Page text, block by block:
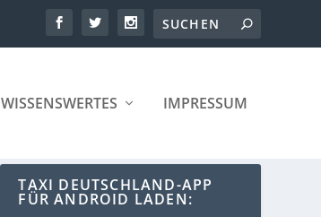
WISSENSWERTES IMPRESSUM
TAXI DEUTSCHLAND-APP
FÜR ANDROID LADEN: